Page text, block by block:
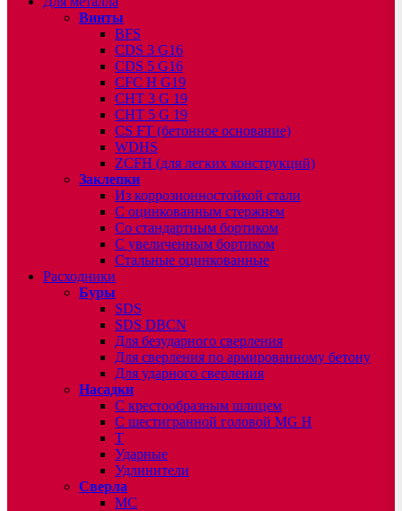
Винты
BFS
CDS 3 G16
CDS 5 G16
CFC H G19
CHT 3 G 19
CHT 5 G 19
CS FT (бетонное основание)
WDHS
ZCFH (для легких конструкций)
Заклепки
Из коррозионностойкой стали
С оцинкованным стержнем
Со стандартным бортиком
С увеличенным бортиком
Стальные оцинкованные
Расходники
Буры
SDS
SDS DBCN
Для безударного сверления
Для сверления по армированному бетону
Для ударного сверления
Насадки
С крестообразным шлицем
С шестигранной головой MG H
T
Ударные
Удлинители
Сверла
МС